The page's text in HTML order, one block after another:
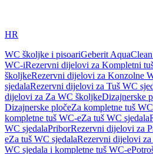
HR
WC školjke i pisoariGeberit
WC-iRezervni dijelovi za Kompletni
školjkeRezervni dijelovi za Konzolne
sjedalaRezervni dijelovi za Tuš WC
dijelovi za Za WC školjkeDizajnerske
Dizajnerske pločeZa kompletne tuš
kompletne tuš WC-eZa tuš WC sjedala
WC sjedalaPriborRezervni dijelovi za
eZa tuš WC sjedalaRezervni dijelovi
WC sjedala i kompletne tuš WC-e